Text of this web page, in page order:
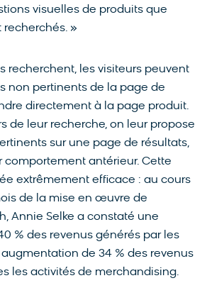
visuelles de produits que
recherchés. »
recherchent, les visiteurs peuvent
non pertinents de la page de
directement à la page produit.
de leur recherche, on leur propose
sur une page de résultats,
comportement antérieur. Cette
extrêmement efficace : au cours
de la mise en œuvre de
Annie Selke a constaté une
% des revenus générés par les
de 34 % des revenus
les activités de merchandising.